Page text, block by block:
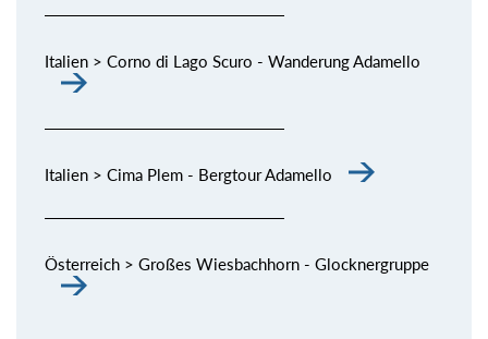
Italien > Corno di Lago Scuro - Wanderung Adamello
Italien > Cima Plem - Bergtour Adamello
Österreich > Großes Wiesbachhorn - Glocknergruppe